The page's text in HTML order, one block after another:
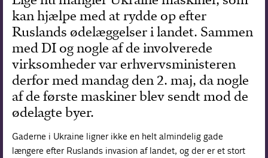
kan hjælpe med at rydde op efter
Ruslands ødelæggelser i landet. Sammen
med DI og nogle af de involverede
virksomheder var erhvervsministeren
derfor med mandag den 2. maj, da nogle
af de første maskiner blev sendt mod de
ødelagte byer.
Gaderne i Ukraine ligner ikke en helt almindelig gade
længere efter Ruslands invasion af landet, og der er et stort